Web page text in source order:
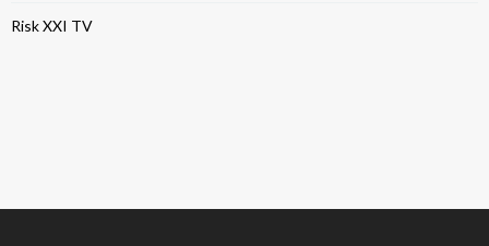
Risk XXI TV